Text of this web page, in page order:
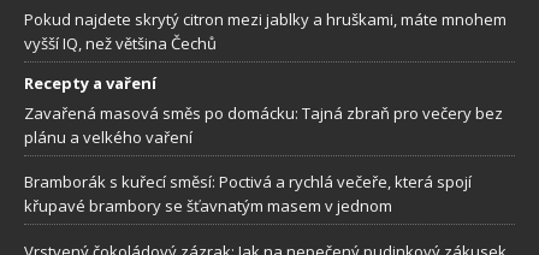
Pokud najdete skrytý citron mezi jablky a hruškami, máte mnohem
vyšší IQ, než většina Čechů
Recepty a vaření
Zavařená masová směs po domácku: Tajná zbraň pro večery bez
plánu a velkého vaření
Bramborák s kuřecí směsí: Poctivá a rychlá večeře, která spojí
křupavé brambory se šťavnatým masem v jednom